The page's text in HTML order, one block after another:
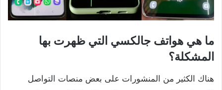
ما هي هواتف جالكسي التي ظهرت بها
المشكلة؟
هناك الكثير من المنشورات على بعض منصات التواصل